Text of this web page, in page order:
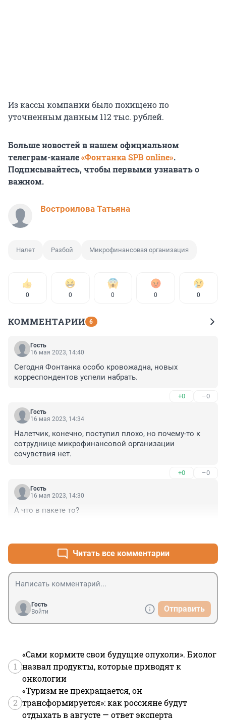
Из кассы компании было похищено по
уточненным данным 112 тыс. рублей.
Больше новостей в нашем официальном
телеграм-канале«Фонтанка SPB online».
Подписывайтесь, чтобы первыми узнавать о
важном.
Востроилова Татьяна
Налет Разбой Микрофинансовая организация
0 0 0 0 0
КОММЕНТАРИИ 6
Гость
16 мая 2023, 14:40
Сегодня Фонтанка особо кровожадна, новых
корреспондентов успели набрать.
+0 –0
Гость
16 мая 2023, 14:34
Налетчик, конечно, поступил плохо, но почему-то к
сотруднице микрофинансовой организации
сочувствия нет.
+0 –0
Гость
16 мая 2023, 14:30
А что в пакете то?
Читать все комментарии
Гость
Войти
Отправить
1
«Сами кормите свои будущие опухоли». Биолог
назвал продукты, которые приводят к
онкологии
2
«Туризм не прекращается, он
трансформируется»: как россияне будут
отдыхать в августе — ответ эксперта